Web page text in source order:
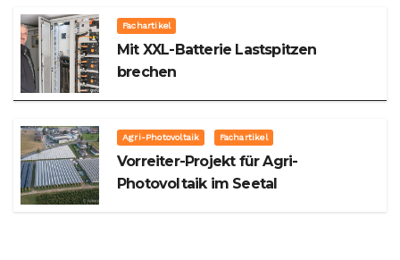
Fachartikel
Mit XXL-Batterie Lastspitzen
brechen
Agri-Photovoltaik Fachartikel
Vorreiter-Projekt für Agri-
Photovoltaik im Seetal